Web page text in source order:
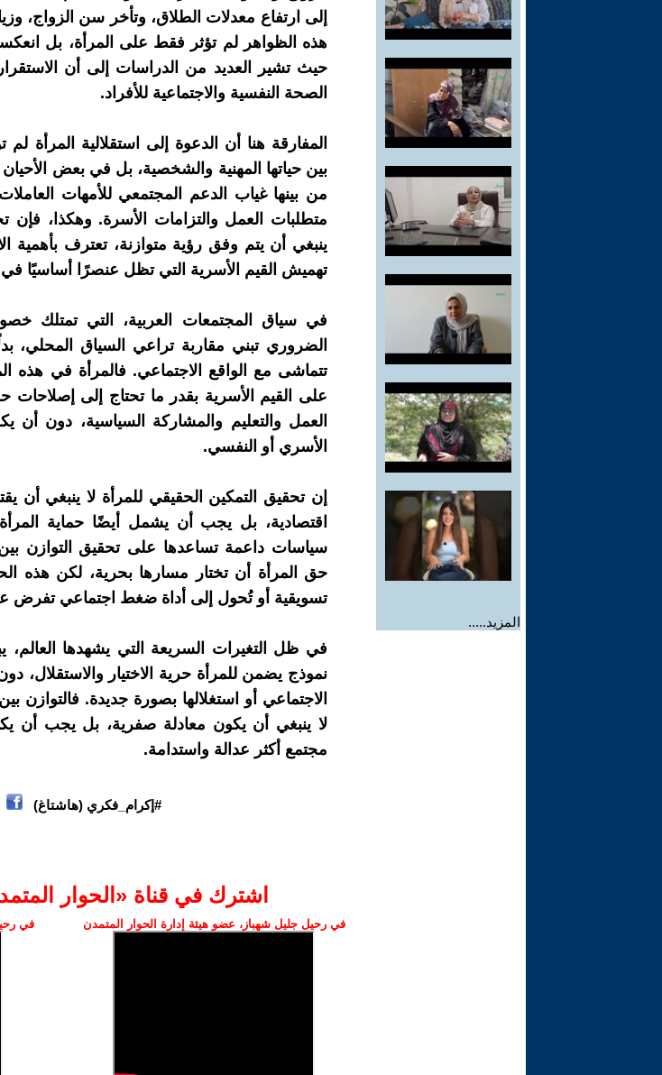
المزيد.....
إلى ارتفاع معدلات الطلاق، وتأخر سن الزواج،
هذه الظواهر لم تؤثر فقط على المرأة، بل
حيث تشير العديد من الدراسات إلى أن
الصحة النفسية والاجتماعية للأفراد.
المفارقة هنا أن الدعوة إلى استقلالية المرأة
بين حياتها المهنية والشخصية، بل في بعض
من بينها غياب الدعم المجتمعي للأمهات
متطلبات العمل والتزامات الأسرة. وهكذا، فإن
ينبغي أن يتم وفق رؤية متوازنة، تعترف بأهمية
تهميش القيم الأسرية التي تظل عنصرًا أساسيًا
في سياق المجتمعات العربية، التي تمتلك
الضروري تبني مقاربة تراعي السياق المحلي،
تتماشى مع الواقع الاجتماعي. فالمرأة في هذه
على القيم الأسرية بقدر ما تحتاج إلى
العمل والتعليم والمشاركة السياسية، دون
الأسري أو النفسي.
إن تحقيق التمكين الحقيقي للمرأة لا ينبغي أن
اقتصادية، بل يجب أن يشمل أيضًا حماية المرأة
سياسات داعمة تساعدها على تحقيق التوازن
حق المرأة أن تختار مسارها بحرية، لكن هذه
تسويقية أو تُحول إلى أداة ضغط اجتماعي تفرض
في ظل التغيرات السريعة التي يشهدها
نموذج يضمن للمرأة حرية الاختيار والاستقلال،
الاجتماعي أو استغلالها بصورة جديدة. فالتوازن
لا ينبغي أن يكون معادلة صفرية، بل يجب أن
مجتمع أكثر عدالة واستدامة.
#إكرام_فكري (هاشتاغ)
اشترك في قناة ‫«الحوار
في رحيل جليل شهباز، عضو هيئة إدارة الحوار المتمدن في